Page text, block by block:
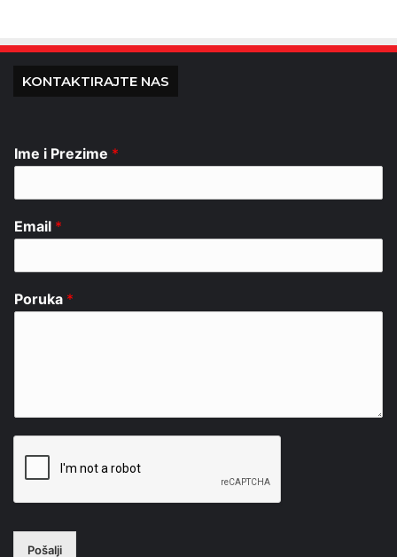
KONTAKTIRAJTE NAS
Ime i Prezime *
Email *
Poruka *
Pošalji